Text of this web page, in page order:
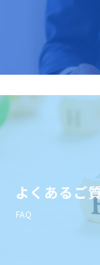
よくあるご
FAQ